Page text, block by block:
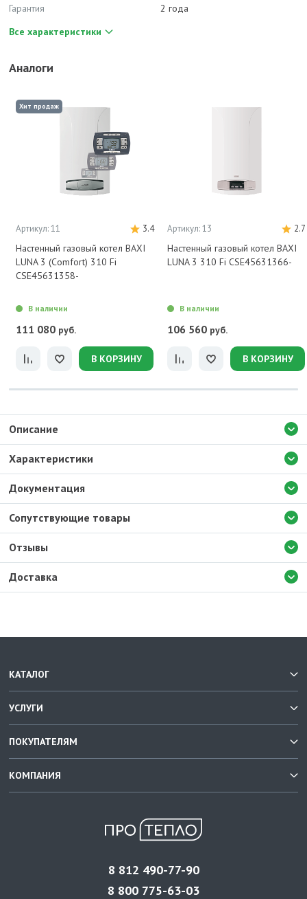
Гарантия
2 года
Все характеристики
Аналоги
Хит продаж
Артикул: 11 3.4
Настенный газовый котел BAXI
LUNA 3 (Comfort) 310 Fi
CSE45631358-
В наличии
111 080 руб.
В КОРЗИНУ
Артикул: 13 2.7
Настенный газовый котел BAXI
LUNA 3 310 Fi CSE45631366-
В наличии
106 560 руб.
В КОРЗИНУ
Доставка
Описание
Характеристики
Документация
Сопутствующие товары
Отзывы
КАТАЛОГ
УСЛУГИ
ПОКУПАТЕЛЯМ
КОМПАНИЯ
8 812 490-77-90
8 800 775-63-03